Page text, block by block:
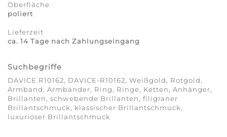
Oberfläche
poliert
Lieferzeit
ca. 14 Tage nach Zahlungseingang
Suchbegriffe
DAVICE R10162, DAVICE-R10162, Weißgold, Rotgold,
Armband, Armbänder, Ring, Ringe, Ketten, Anhänger,
Brillanten, schwebende Brillanten, filigraner
Brillantschmuck, klassischer Brillantschmuck,
luxuriöser Brillantschmuck